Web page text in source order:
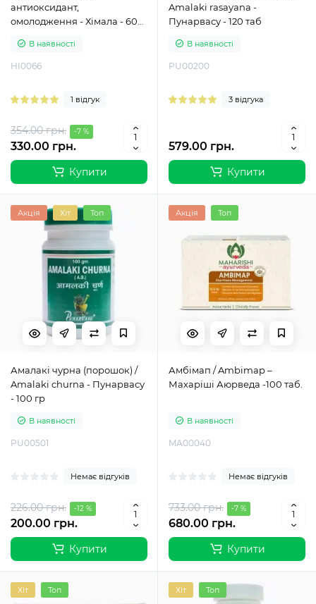
антиоксидант,
омолодження - Хімала - 60
В наявності
HI0066
1 відгук
354.00 грн. -7 %
330.00 грн.
Купити
Amalaki rasayana -
Пунарвасу - 120 таб
В наявності
PU00200
3 відгука
579.00 грн.
Купити
Акція Хіт Топ
Амалакі чурна (порошок) /
Amalaki churna - Пунарвасу
- 100 гр
В наявності
PU00501
Немає відгуків
226.00 грн. -12 %
200.00 грн.
Купити
Акція Топ
Амбімап / Ambimap –
Махаріші Аюрведа -100 таб.
В наявності
MA00040
Немає відгуків
733.00 грн. -7 %
680.00 грн.
Купити
Хіт Топ Хіт Топ